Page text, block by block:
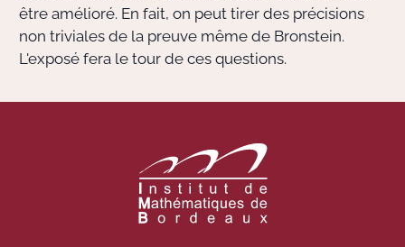
Informatique
être amélioré. En fait, on peut tirer des précisions
non triviales de la preuve même de Bronstein.
L'exposé fera le tour de ces questions.